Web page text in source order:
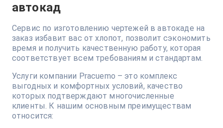
автокад
Сервис по изготовлению чертежей в автокаде на
заказ избавит вас от хлопот, позволит сэкономить
время и получить качественную работу, которая
соответствует всем требованиям и стандартам.
Услуги компании Pracuemo – это комплекс
выгодных и комфортных условий, качество
которых подтверждают многочисленные
клиенты. К нашим основным преимуществам
относится: